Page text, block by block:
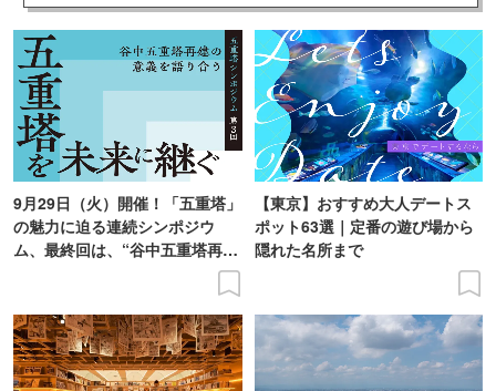
9月29日（火）開催！「五重塔」
の魅力に迫る連続シンポジウ
ム、最終回は、“谷中五重塔再建
【東京】おすすめ大人デートス
ポット63選｜定番の遊び場から
隠れた名所まで